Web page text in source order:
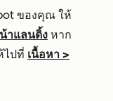
ของคุณ ให้
าแลนดิ้ง หาก
ปที่ เนื้อหา >